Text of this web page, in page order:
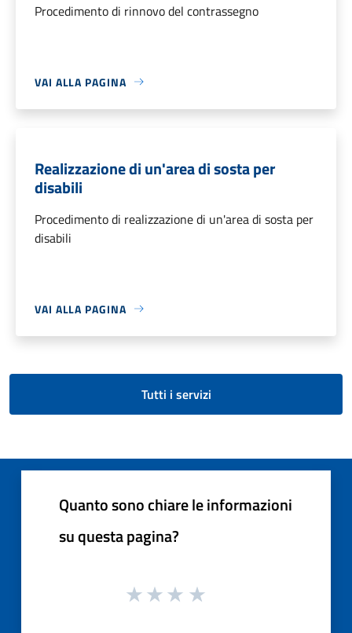
Procedimento di rinnovo del contrassegno
VAI ALLA PAGINA
Realizzazione di un'area di sosta per
disabili
Procedimento di realizzazione di un'area di sosta per
disabili
VAI ALLA PAGINA
Tutti i servizi
Quanto sono chiare le informazioni
su questa pagina?